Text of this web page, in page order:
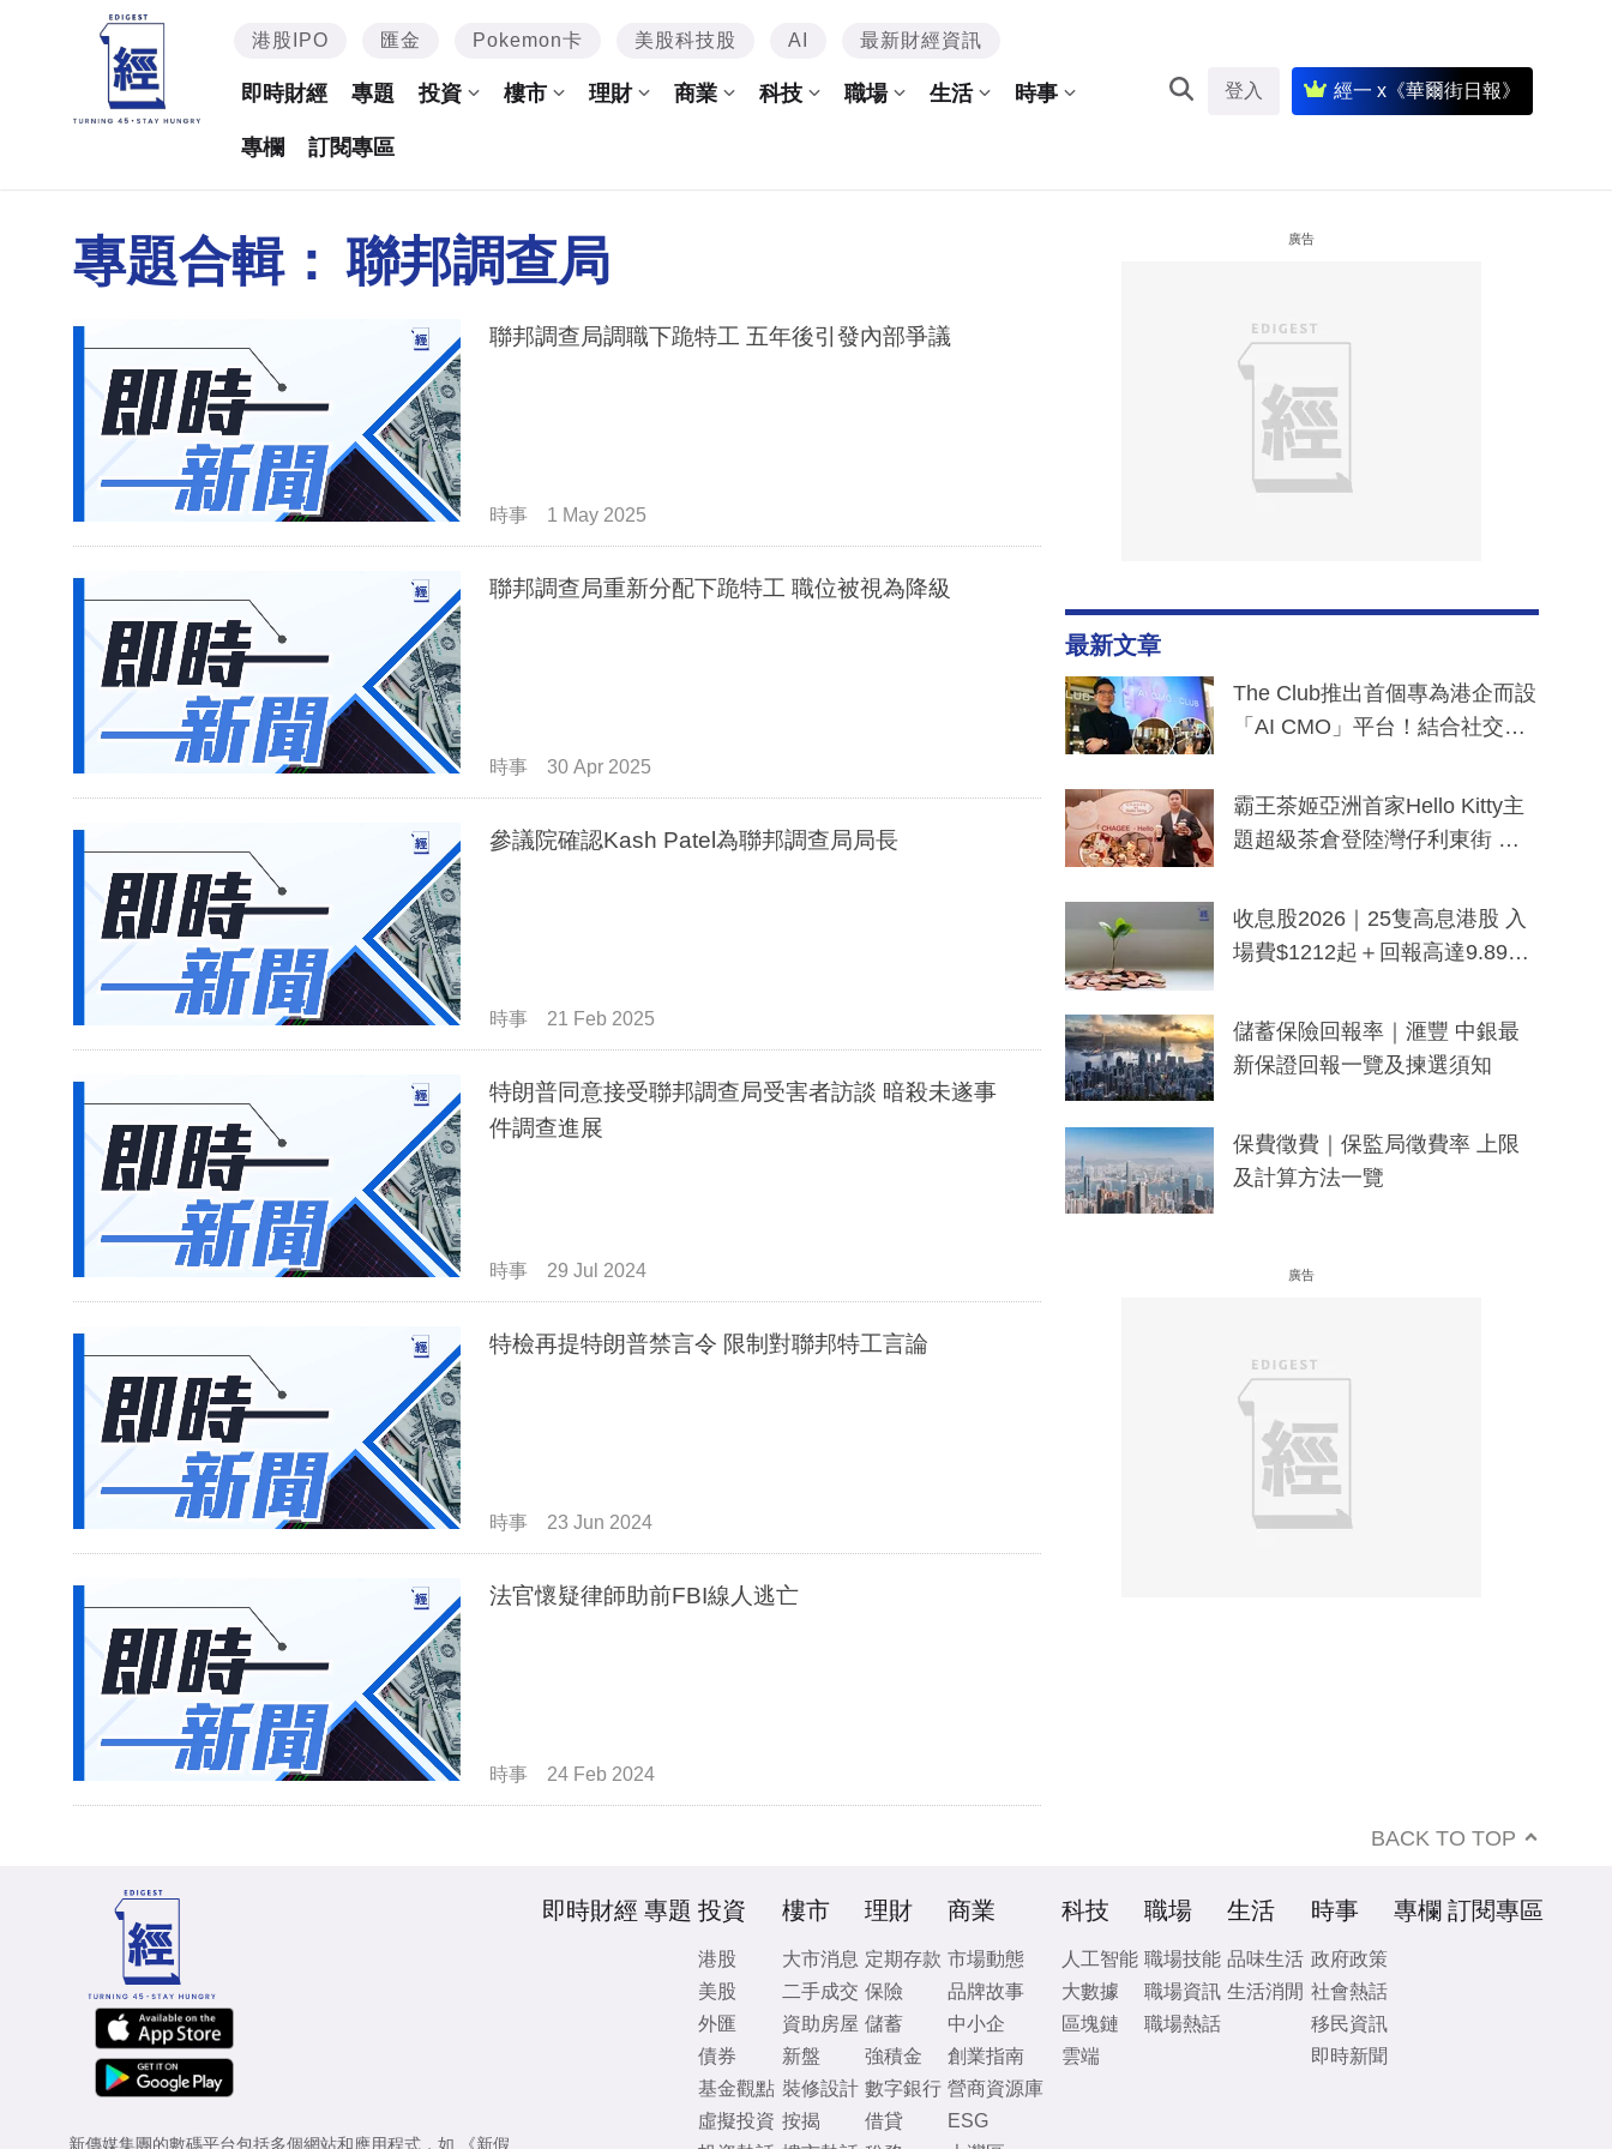
港股IPO 匯金 Pokemon卡 美股科技股 AI 最新財經資訊
即時財經 專題 投資 樓市 理財 商業 科技 職場 生活 時事
專欄 訂閱專區
登入 經一 x《華爾街日報》
專題合輯： 聯邦調查局
聯邦調查局調職下跪特工 五年後引發內部爭議
時事 1 May 2025
聯邦調查局重新分配下跪特工 職位被視為降級
時事 30 Apr 2025
參議院確認Kash Patel為聯邦調查局局長
時事 21 Feb 2025
特朗普同意接受聯邦調查局受害者訪談 暗殺未遂事
件調查進展
時事 29 Jul 2024
特檢再提特朗普禁言令 限制對聯邦特工言論
時事 23 Jun 2024
法官懷疑律師助前FBI線人逃亡
時事 24 Feb 2024
廣告
最新文章
The Club推出首個專為港企而設
「AI CMO」平台！結合社交聆
分鐘生成「貼地」宣傳短片
霸王茶姬亞洲首家Hello Kitty主
題超級茶倉登陸灣仔利東街 推
y及香港限定特調系列
收息股2026｜25隻高息港股 入
場費$1212起＋回報高達9.89
儲蓄保險回報率｜滙豐 中銀最
新保證回報一覽及揀選須知
保費徵費｜保監局徵費率 上限
及計算方法一覽
廣告
BACK TO TOP
新傳媒集團的數碼平台包括多個網站和應用程式，如 《新假
即時財經 專題 投資
港股
美股
外匯
債券
基金觀點
虛擬投資
樓市
大市消息
二手成交
資助房屋
新盤
裝修設計
按揭
理財
定期存款
保險
儲蓄
強積金
數字銀行
借貸
商業
市場動態
品牌故事
中小企
創業指南
營商資源庫
ESG
科技
人工智能
大數據
區塊鏈
雲端
職場
職場技能
職場資訊
職場熱話
生活
品味生活
生活消閒
時事
政府政策
社會熱話
移民資訊
即時新聞
專欄 訂閱專區